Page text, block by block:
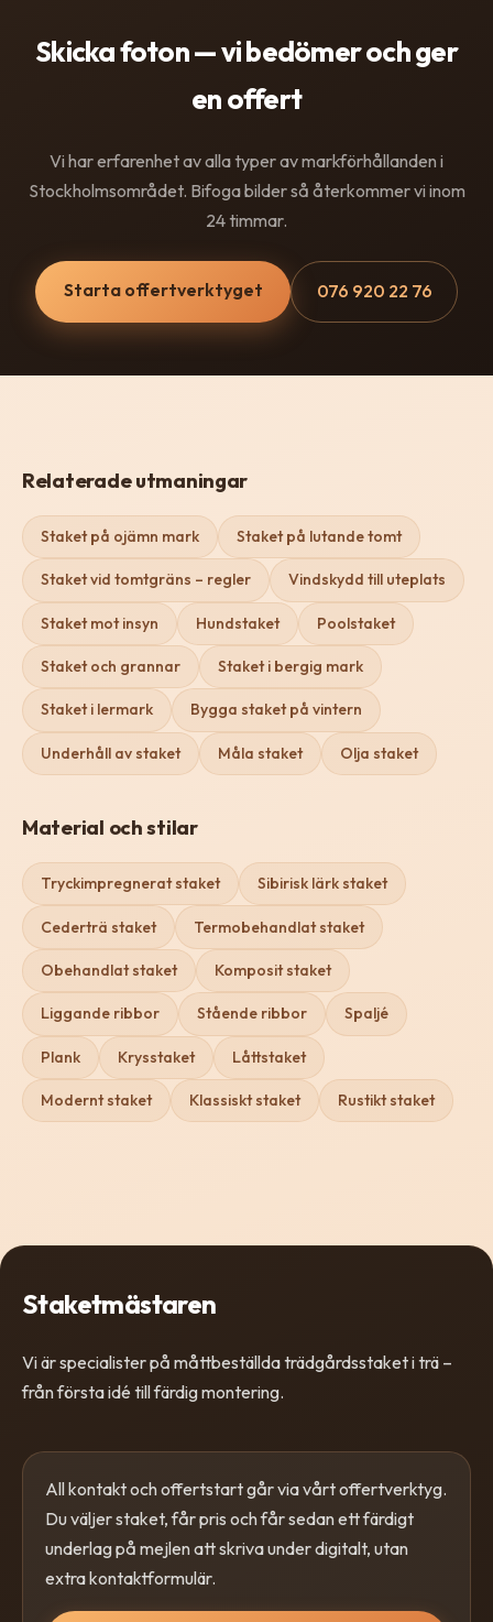
Skicka foton — vi bedömer och ger
en offert
Vi har erfarenhet av alla typer av markförhållanden i
Stockholmsområdet. Bifoga bilder så återkommer vi inom
24 timmar.
Starta offertverktyget 076 920 22 76
Relaterade utmaningar
Staket på ojämn mark Staket på lutande tomt
Staket vid tomtgräns – regler Vindskydd till uteplats
Staket mot insyn Hundstaket Poolstaket
Staket och grannar Staket i bergig mark
Staket i lermark Bygga staket på vintern
Underhåll av staket Måla staket Olja staket
Material och stilar
Tryckimpregnerat staket Sibirisk lärk staket
Cederträ staket Termobehandlat staket
Obehandlat staket Komposit staket
Liggande ribbor Stående ribbor Spaljé
Plank Krysstaket Låttstaket
Modernt staket Klassiskt staket Rustikt staket
Staketmästaren
Vi är specialister på måttbeställda trädgårdsstaket i trä –
från första idé till färdig montering.
All kontakt och offertstart går via vårt offertverktyg.
Du väljer staket, får pris och får sedan ett färdigt
underlag på mejlen att skriva under digitalt, utan
extra kontaktformulär.